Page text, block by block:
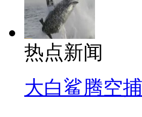
热点新闻
大白鲨腾空